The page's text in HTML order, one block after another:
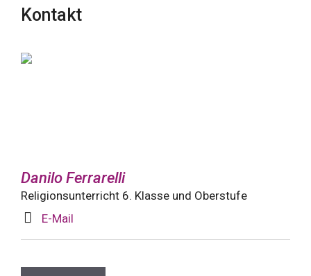
Kontakt
Danilo Ferrarelli
Religionsunterricht 6. Klasse und Oberstufe
E-Mail